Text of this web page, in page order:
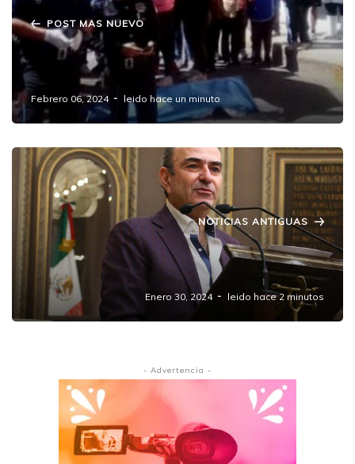
POST MAS NUEVO
Adulto mayor muere atropellado por
motociclista en Amozoc
Febrero 06, 2024 leido hace un minuto
NOTICIAS ANTIGUAS
Los Juegos Estefan al Senado y con cuentas
contra Néstor
Enero 30, 2024 leido hace 2 minutos
- Advertencia -